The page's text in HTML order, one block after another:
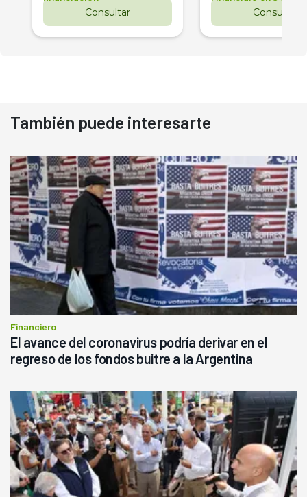
Consultar Consultar
También puede interesarte
Financiero
El avance del coronavirus podría derivar en el
regreso de los fondos buitre a la Argentina